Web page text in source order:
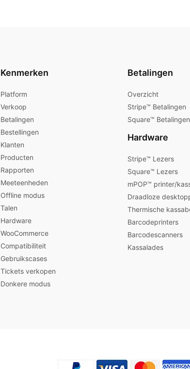
Kenmerken
Platform
Verkoop
Betalingen
Bestellingen
Klanten
Producten
Rapporten
Meeteenheden
Offline modus
Talen
Hardware
WooCommerce
Compatibiliteit
Gebruikscases
Tickets verkopen
Donkere modus
Betalingen
Overzicht
Stripe™ Betalingen
Square™ Betalingen
Hardware
Stripe™ Lezers
Square™ Lezers
mPOP™ printer/
Draadloze
Thermische
Barcodeprinters
Barcodescanners
Kassalades